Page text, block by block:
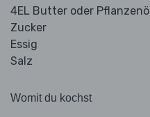
4EL Butter oder Pflanzenöl
Zucker
Essig
Salz
Womit du kochst